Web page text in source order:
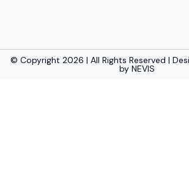
© Copyright 2026 | All Rights Reserved |
by NEVIS